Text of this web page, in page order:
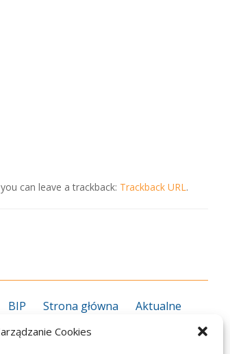
Cookies
can leave a trackback: Trackback URL.
BIP Strona główna
Aktualne
Kalendarz roku szkolnego
2026/2027